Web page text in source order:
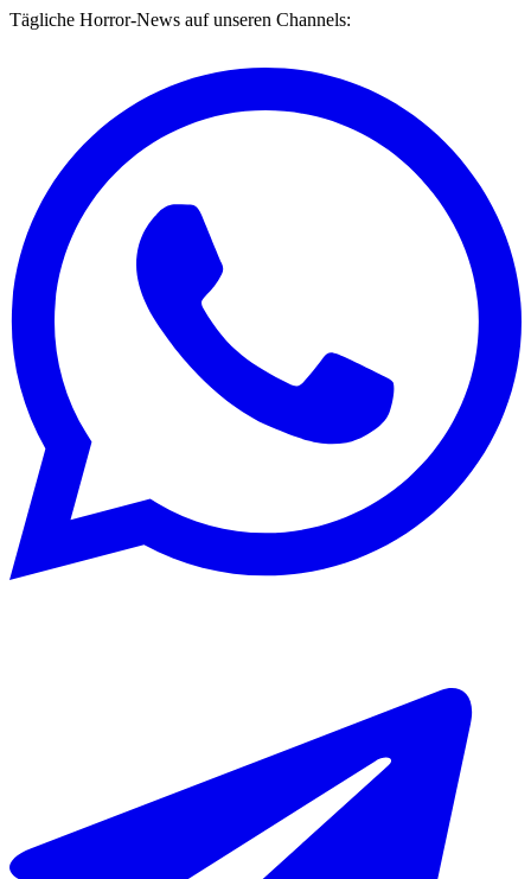
Tägliche Horror-News auf unseren Channels: